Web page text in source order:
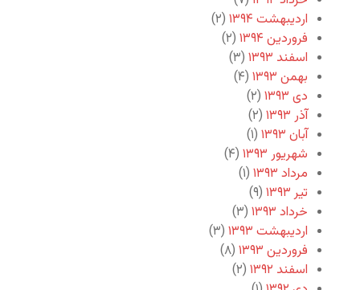
اردیبهشت ۱۳۹۴
(۲)
فروردین ۱۳۹۴
(۲)
اسفند ۱۳۹۳
(۳)
بهمن ۱۳۹۳
(۴)
دی ۱۳۹۳
(۲)
آذر ۱۳۹۳
(۲)
آبان ۱۳۹۳
(۱)
شهریور ۱۳۹۳
(۴)
مرداد ۱۳۹۳
(۱)
تیر ۱۳۹۳
(۹)
خرداد ۱۳۹۳
(۳)
اردیبهشت ۱۳۹۳
(۳)
فروردین ۱۳۹۳
(۸)
اسفند ۱۳۹۲
(۲)